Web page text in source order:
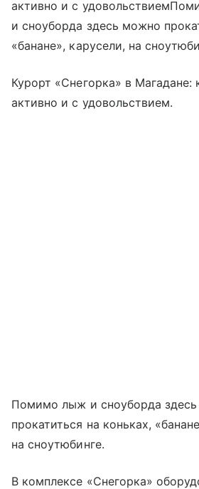
активно и с
и сноуборда здесь можно
«банане», карусели, на
Курорт «Снегорка» в Магадане:
активно и с удовольствием.
Помимо лыж и сноуборда
прокатиться на коньках,
на сноутюбинге.
В комплексе «Снегорка»